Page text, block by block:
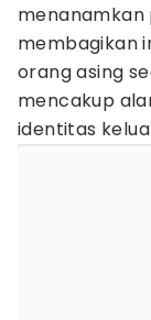
menanamkan
membagikan
orang asing
mencakup
identitas